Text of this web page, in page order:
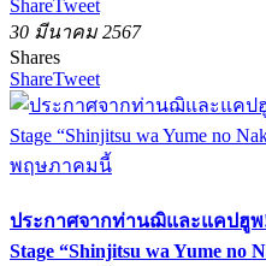
ShareTweet
30 มีนาคม 2567
Shares
ShareTweet
ประกาศจากท่านฌิและแคปฮูพ!
Stage “Shinjitsu wa Yume no